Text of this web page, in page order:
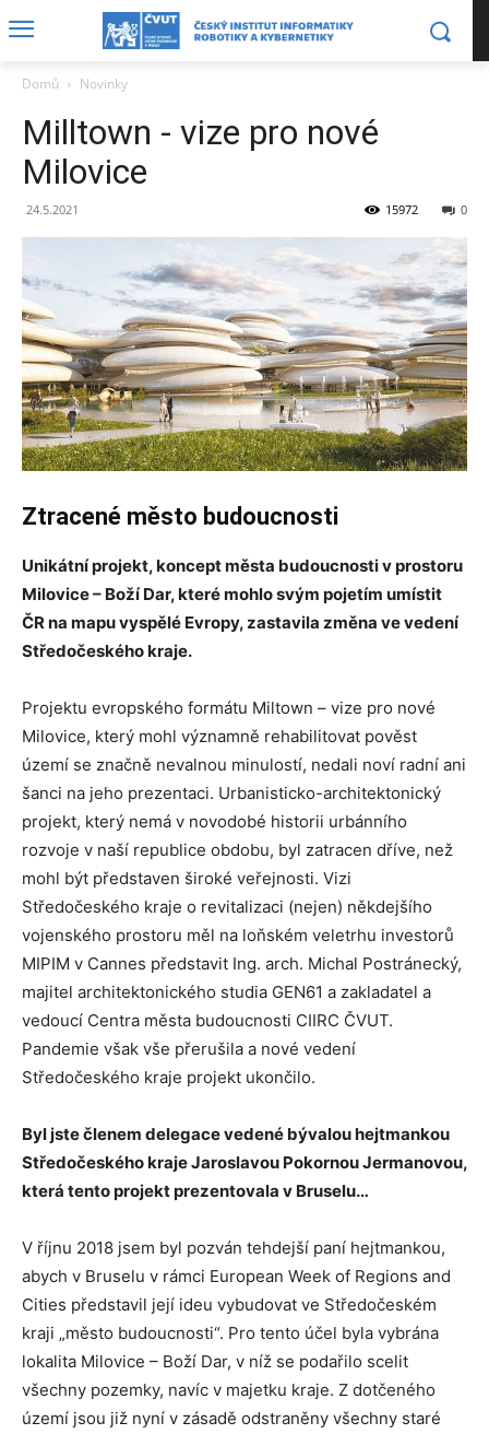
Domů Novinky
Milltown - vize pro nové
Milovice
24.5.2021 0
15972
Ztracené město budoucnosti
Unikátní projekt, koncept města budoucnosti v prostoru
Milovice – Boží Dar, které mohlo svým pojetím umístit
ČR na mapu vyspělé Evropy, zastavila změna ve vedení
Středočeského kraje.
Projektu evropského formátu Miltown – vize pro nové
Milovice, který mohl významně rehabilitovat pověst
území se značně nevalnou minulostí, nedali noví radní ani
šanci na jeho prezentaci. Urbanisticko-architektonický
projekt, který nemá v novodobé historii urbánního
rozvoje v naší republice obdobu, byl zatracen dříve, než
mohl být představen široké veřejnosti. Vizi
Středočeského kraje o revitalizaci (nejen) někdejšího
vojenského prostoru měl na loňském veletrhu investorů
MIPIM v Cannes představit Ing. arch. Michal Postránecký,
majitel architektonického studia GEN61 a zakladatel a
vedoucí Centra města budoucnosti CIIRC ČVUT.
Pandemie však vše přerušila a nové vedení
Středočeského kraje projekt ukončilo.
Byl jste členem delegace vedené bývalou hejtmankou
Středočeského kraje Jaroslavou Pokornou Jermanovou,
která tento projekt prezentovala v Bruselu…
V říjnu 2018 jsem byl pozván tehdejší paní hejtmankou,
abych v Bruselu v rámci European Week of Regions and
Cities představil její ideu vybudovat ve Středočeském
kraji „město budoucnosti“. Pro tento účel byla vybrána
lokalita Milovice – Boží Dar, v níž se podařilo scelit
všechny pozemky, navíc v majetku kraje. Z dotčeného
území jsou již nyní v zásadě odstraněny všechny staré